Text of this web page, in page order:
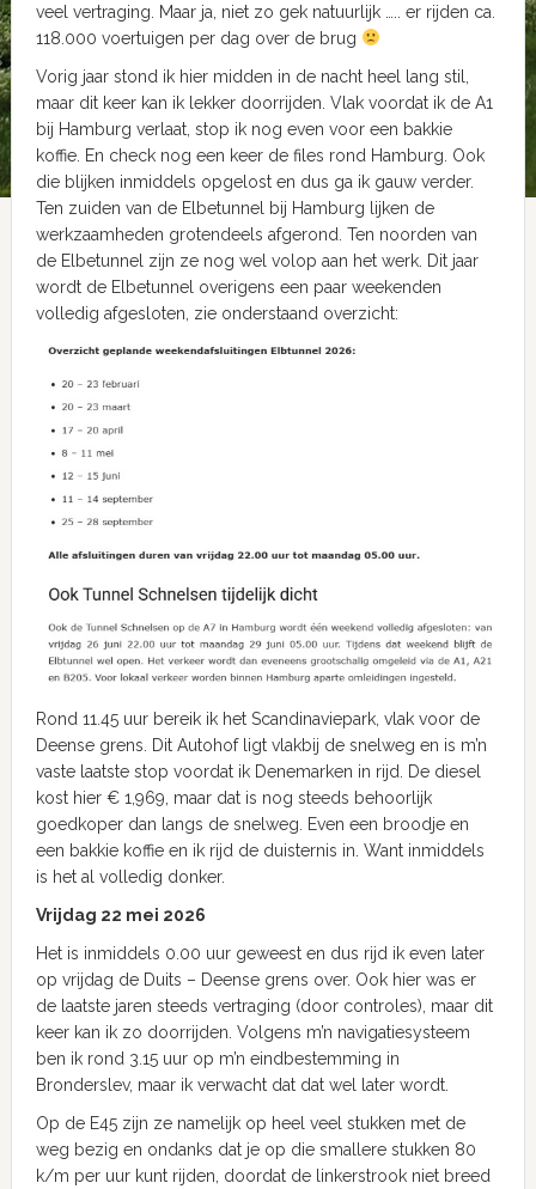
veel vertraging. Maar ja, niet zo gek natuurlijk ….. er rijden ca.
118.000 voertuigen per dag over de brug
Vorig jaar stond ik hier midden in de nacht heel lang stil,
maar dit keer kan ik lekker doorrijden. Vlak voordat ik de A1
bij Hamburg verlaat, stop ik nog even voor een bakkie
koffie. En check nog een keer de files rond Hamburg. Ook
die blijken inmiddels opgelost en dus ga ik gauw verder.
Ten zuiden van de Elbetunnel bij Hamburg lijken de
werkzaamheden grotendeels afgerond. Ten noorden van
de Elbetunnel zijn ze nog wel volop aan het werk. Dit jaar
wordt de Elbetunnel overigens een paar weekenden
volledig afgesloten, zie onderstaand overzicht:
Rond 11.45 uur bereik ik het Scandinaviepark, vlak voor de
Deense grens. Dit Autohof ligt vlakbij de snelweg en is m’n
vaste laatste stop voordat ik Denemarken in rijd. De diesel
kost hier € 1,969, maar dat is nog steeds behoorlijk
goedkoper dan langs de snelweg. Even een broodje en
een bakkie koffie en ik rijd de duisternis in. Want inmiddels
is het al volledig donker.
Vrijdag 22 mei 2026
Het is inmiddels 0.00 uur geweest en dus rijd ik even later
op vrijdag de Duits – Deense grens over. Ook hier was er
de laatste jaren steeds vertraging (door controles), maar dit
keer kan ik zo doorrijden. Volgens m’n navigatiesysteem
ben ik rond 3.15 uur op m’n eindbestemming in
Bronderslev, maar ik verwacht dat dat wel later wordt.
Op de E45 zijn ze namelijk op heel veel stukken met de
weg bezig en ondanks dat je op die smallere stukken 80
k/m per uur kunt rijden, doordat de linkerstrook niet breed